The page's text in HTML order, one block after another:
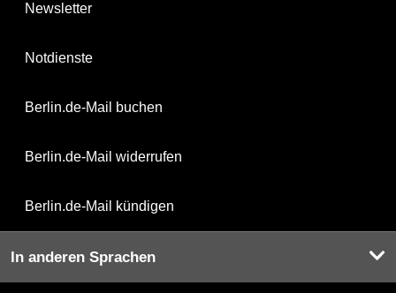
Newsletter
Notdienste
Berlin.de-Mail buchen
Berlin.de-Mail widerrufen
Berlin.de-Mail kündigen
In anderen Sprachen